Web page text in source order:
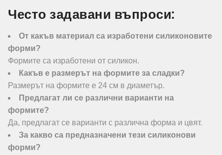
Често задавани въпроси:
От какъв материал са изработени силиконовите
форми?
Формите са изработени от силикон.
Какъв е размерът на формите за сладки?
Размерът на формите е 24 см в диаметър.
Предлагат ли се различни варианти на
формите?
Да, предлагат се варианти с различна форма и цвят.
За какво са предназначени тези силиконови
форми?